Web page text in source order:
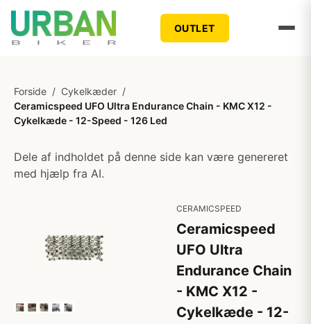
OUTLET
Forside / Cykelkæder /
Ceramicspeed UFO Ultra Endurance Chain - KMC X12 -
Cykelkæde - 12-Speed - 126 Led
Dele af indholdet på denne side kan være genereret
med hjælp fra AI.
CERAMICSPEED
Ceramicspeed
UFO Ultra
Endurance Chain
- KMC X12 -
Cykelkæde - 12-